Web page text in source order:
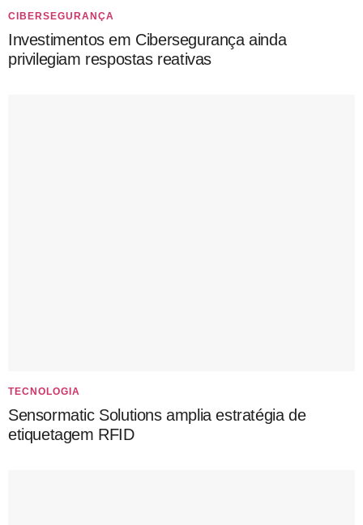
CIBERSEGURANÇA
Investimentos em Cibersegurança ainda
privilegiam respostas reativas
TECNOLOGIA
Sensormatic Solutions amplia estratégia de
etiquetagem RFID